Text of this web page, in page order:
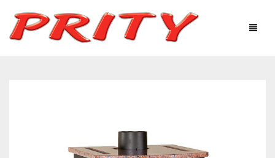
ПОЛЕЗНА ИНФОРМАЦИЯ